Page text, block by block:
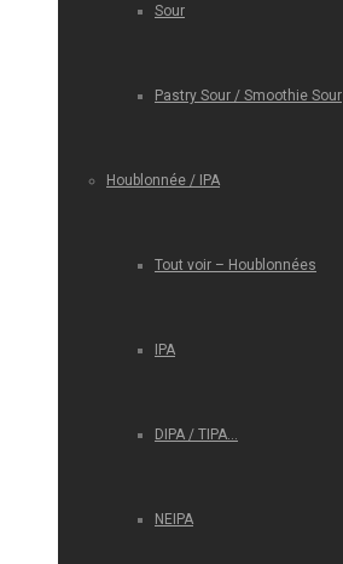
Sour
Pastry Sour / Smoothie Sour
Houblonnée / IPA
Tout voir – Houblonnées
IPA
DIPA / TIPA…
NEIPA